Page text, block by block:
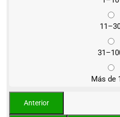
Más de